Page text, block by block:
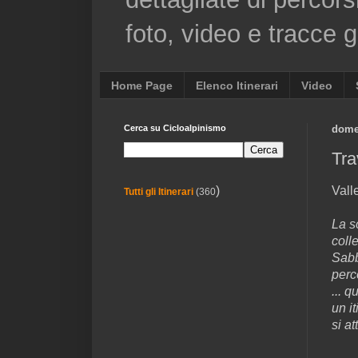
foto, video e tracce
Home Page Elenco Itinerari Video
La
...
un
si
Cerca su Cicloalpinismo
Tutti gli Itinerari (360)